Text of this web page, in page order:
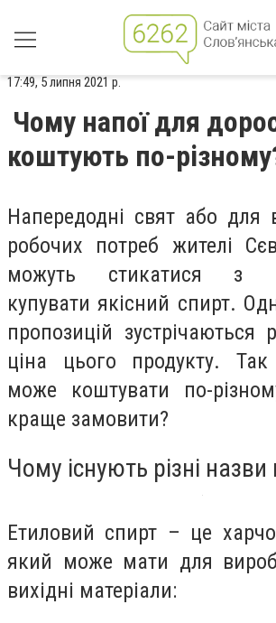
17:49, 5 липня 2021 р.
Чому напої для
коштують по-
Напередодні свят або для
робочих потреб жителі
можуть стикатися з
купувати якісний спирт.
пропозицій зустрічаються
ціна цього продукту.
може коштувати по-
краще замовити?
Чому існують різні назви
Етиловий спирт – це
який може мати для
вихідні матеріали: